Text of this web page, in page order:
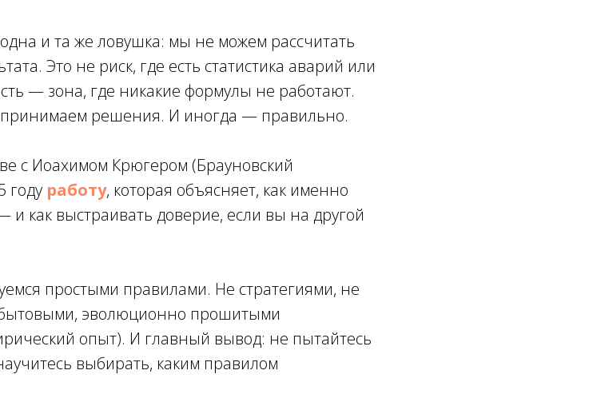
и та же ловушка: мы не можем рассчитать
Это не риск, где есть статистика аварий или
— зона, где никакие формулы не работают.
принимаем решения. И иногда — правильно.
с Иоахимом Крюгером (Брауновский
году работу, которая объясняет, как именно
как выстраивать доверие, если вы на другой
простыми правилами. Не стратегиями, не
эволюционно прошитыми
опыт). И главный вывод: не пытайтесь
выбирать, каким правилом